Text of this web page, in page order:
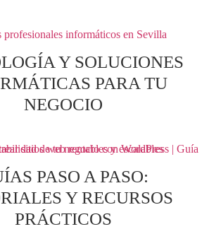
Y SOLUCIONES
PARA TU
NEGOCIO
PASO A PASO:
Y RECURSOS
PRÁCTICOS